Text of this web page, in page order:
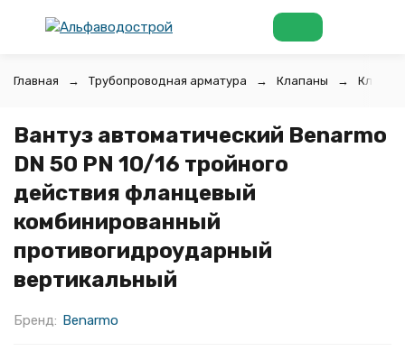
Главная Трубопроводная арматура Клапаны
Вантуз автоматический Benarmo
DN 50 PN 10/16 тройного
действия фланцевый
комбинированный
противогидроударный
вертикальный
Бренд: Benarmo